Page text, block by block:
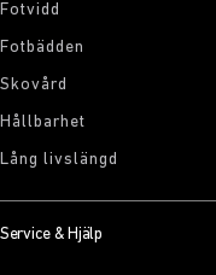
Fotvidd
Fotbädden
Skovård
Hållbarhet
Lång livslängd
Service & Hjälp